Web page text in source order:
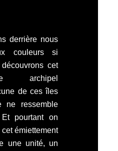
derrière nous
couleurs si
cet
archipel
de ces îles
ne ressemble
pourtant on
émiettement
une unité, un